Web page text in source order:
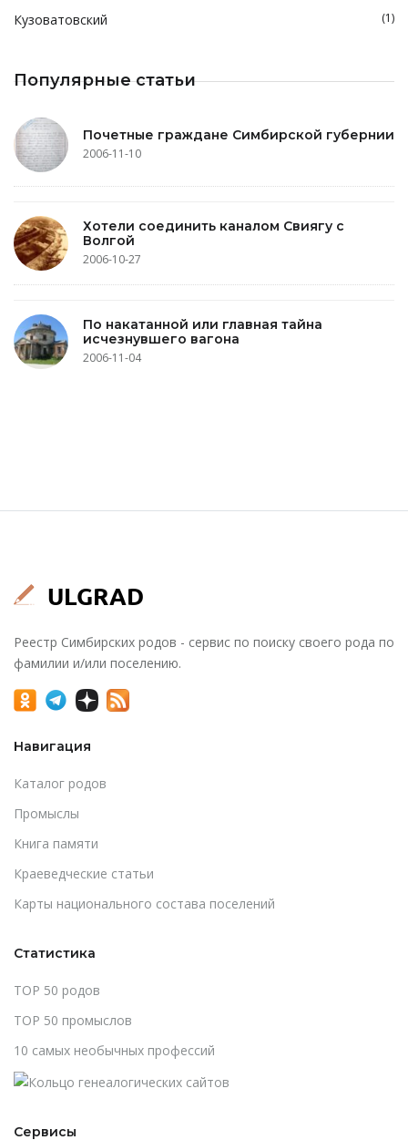
Кузоватовский (1)
Популярные статьи
Почетные граждане Симбирской губернии
2006-11-10
Хотели соединить каналом Свиягу с
Волгой
2006-10-27
По накатанной или главная тайна
исчезнувшего вагона
2006-11-04
Реестр Симбирских родов - сервис по поиску своего рода по
фамилии и/или поселению.
Навигация
Каталог родов
Промыслы
Книга памяти
Краеведческие статьи
Карты национального состава поселений
Статистика
TOP 50 родов
TOP 50 промыслов
10 самых необычных профессий
Сервисы